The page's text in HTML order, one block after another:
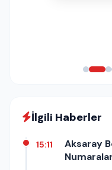
İlgili Haberler
15:11
Aksaray